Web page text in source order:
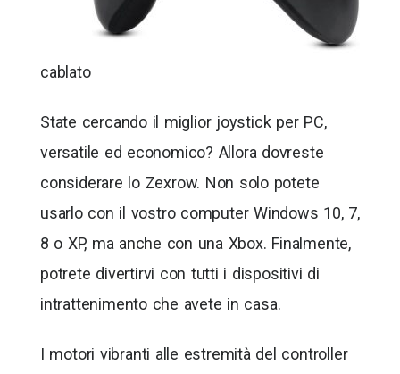
cablato
State cercando il miglior joystick per PC,
versatile ed economico? Allora dovreste
considerare lo Zexrow. Non solo potete
usarlo con il vostro computer Windows 10, 7,
8 o XP, ma anche con una Xbox. Finalmente,
potrete divertirvi con tutti i dispositivi di
intrattenimento che avete in casa.
I motori vibranti alle estremità del controller